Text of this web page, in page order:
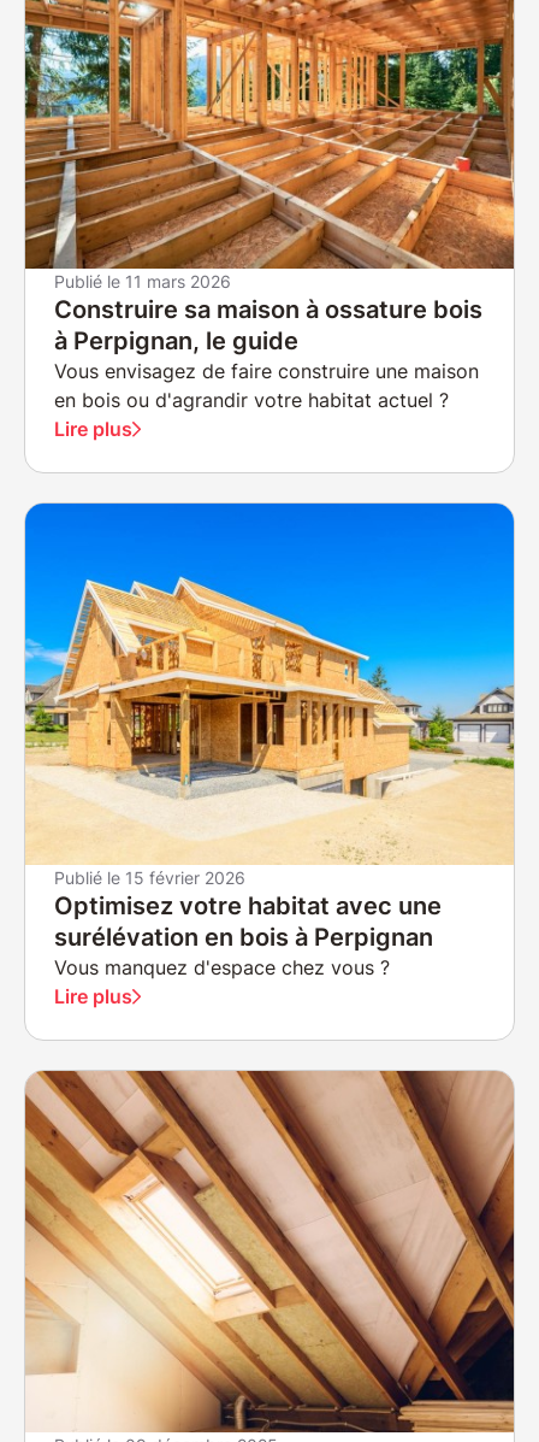
Publié le 11 mars 2026
Construire sa maison à ossature bois
à Perpignan, le guide
Vous envisagez de faire construire une maison
en bois ou d'agrandir votre habitat actuel ?
Lire plus
Publié le 15 février 2026
Optimisez votre habitat avec une
surélévation en bois à Perpignan
Vous manquez d'espace chez vous ?
Lire plus